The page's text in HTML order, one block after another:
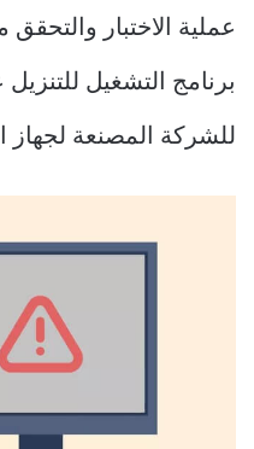
عملية الاختبار
برنامج التشغيل
للشركة المصنعة لجهاز